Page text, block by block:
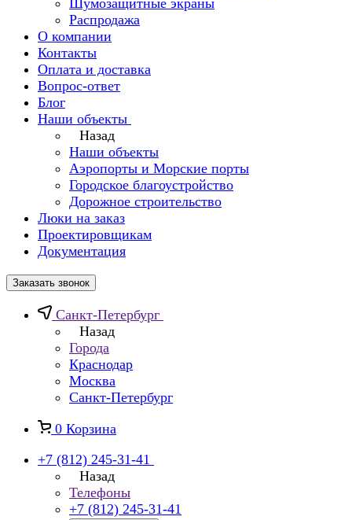
Шумозащитные экраны
Распродажа
О компании
Контакты
Оплата и доставка
Вопрос-ответ
Блог
Наши объекты
Назад
Наши объекты
Аэропорты и Морские порты
Городское благоустройство
Дорожное строительство
Люки на заказ
Проектировщикам
Документация
Заказать звонок
Санкт-Петербург
Назад
Города
Краснодар
Москва
Санкт-Петербург
0 Корзина
+7 (812) 245-31-41
Назад
Телефоны
+7 (812) 245-31-41